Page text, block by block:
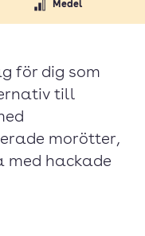
Medel
för dig som
till
morötter,
med hackade